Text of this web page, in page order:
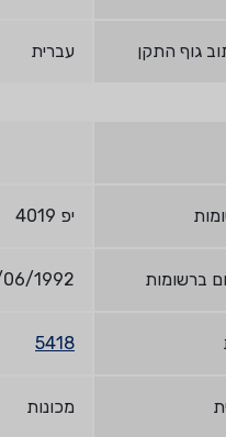
גוף התקן עברית
יפ 4019
ברשומות 1992
5418
מכונות